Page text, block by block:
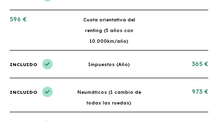
596 €
Cuota orientativa del
renting (5 años con
10.000km/año)
INCLUIDO Impuestos (Año) 365 €
INCLUIDO
Neumáticos (1 cambio de
todas las ruedas)
973 €